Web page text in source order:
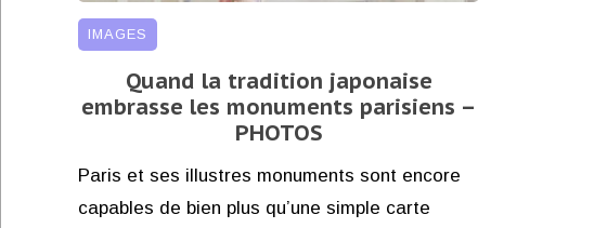
IMAGES
Quand la tradition japonaise
embrasse les monuments parisiens –
PHOTOS
Paris et ses illustres monuments sont encore
capables de bien plus qu’une simple carte